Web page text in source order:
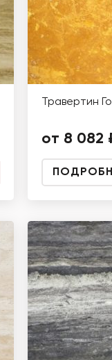
Травертин
от 8 082